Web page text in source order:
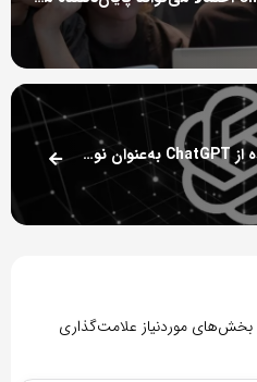
مجلات علمی معتبر جهان استفاده از ChatGPT به‌عنوان نویسنده را ممنوع کردند
بخش‌های موردنیاز علامت‌گذاری